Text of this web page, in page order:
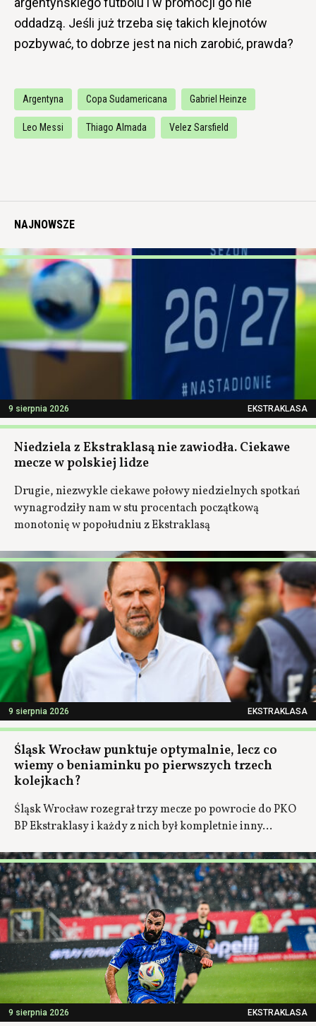
oddadzą. Jeśli już trzeba się takich klejnotów
pozbywać, to dobrze jest na nich zarobić, prawda?
Argentyna Copa Sudamericana Gabriel Heinze
Leo Messi Thiago Almada Velez Sarsfield
NAJNOWSZE
9 sierpnia 2026 EKSTRAKLASA
Niedziela z Ekstraklasą nie zawiodła. Ciekawe
mecze w polskiej lidze
Drugie, niezwykle ciekawe połowy niedzielnych spotkań
wynagrodziły nam w stu procentach początkową
monotonię w popołudniu z Ekstraklasą
9 sierpnia 2026 EKSTRAKLASA
Śląsk Wrocław punktuje optymalnie, lecz co
wiemy o beniaminku po pierwszych trzech
kolejkach?
Śląsk Wrocław rozegrał trzy mecze po powrocie do PKO
BP Ekstraklasy i każdy z nich był kompletnie inny...
9 sierpnia 2026 EKSTRAKLASA